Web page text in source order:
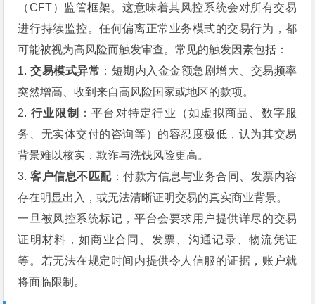
（CFT）监管框架。这意味着其风控系统会对所有交易
进行持续监控。任何偏离正常业务模式的交易行为，都
可能被视为高风险而触发审查。常见的触发因素包括：
1. 交易模式异常 ：短期内入金金额急剧增大、交易频率
突然增高、收到来自高风险国家或地区的款项。
2. 行业限制
：平台对特定行业（如虚拟商品、数字服
务、无实体交付的咨询等）的容忍度极低，认为其交易
背景难以核实，欺诈与洗钱风险更高。
3. 客户信息不匹配：付款方信息与业务合同、发票内容
存在明显出入，或无法清晰证明交易的真实商业背景。
一旦被风控系统标记，平台会要求用户提供详尽的交易
证明材料，如商业合同、发票、沟通记录、物流凭证
等。若无法在规定时间内提供令人信服的证据，账户就
将面临限制。